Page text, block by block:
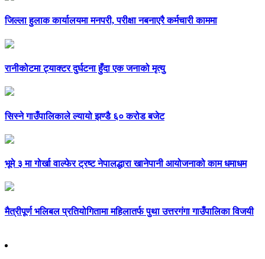
जिल्ला हुलाक कार्यालयमा मनपरी, परीक्षा नबनाएरै कर्मचारी काममा
रानीकोटमा ट्याक्टर दुर्घटना हुँदा एक जनाको मृत्यु
सिस्ने गाउँपालिकाले ल्यायो झण्डै ६० करोड बजेट
भूमे ३ मा गोर्खा वाल्फेर ट्रष्ट नेपालद्धारा खानेपानी आयोजनाको काम धमाधम
मैत्रीपूर्ण भलिबल प्रतियोगितामा महिलातर्फ पुथा उत्तरगंगा गाउँपालिका विजयी